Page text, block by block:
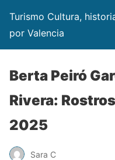
Turismo Cultura,
por Valencia
Berta Peiró
Rivera:
2025
Sara C